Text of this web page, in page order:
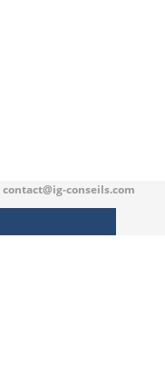
contact@ig-conseils.com